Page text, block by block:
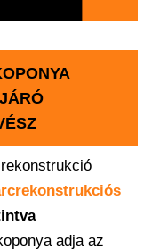
adja az